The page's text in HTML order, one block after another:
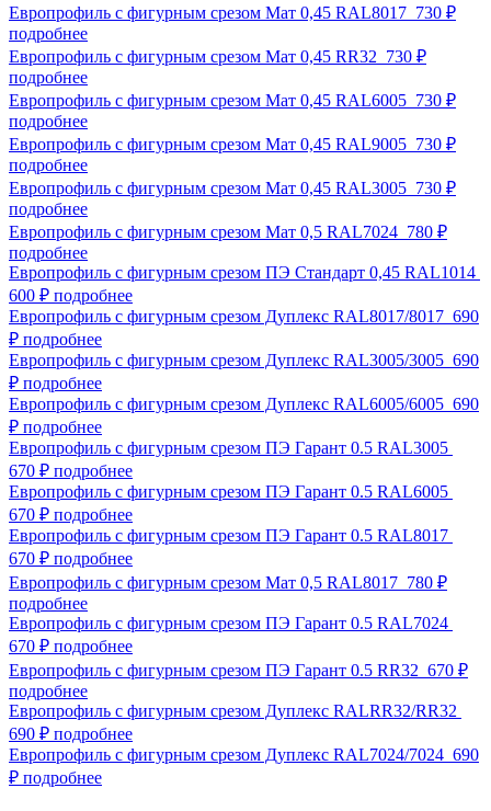
Европрофиль с фигурным срезом Мат 0,45 RAL8017 730 ₽
подробнее
Европрофиль с фигурным срезом Мат 0,45 RR32 730 ₽
подробнее
Европрофиль с фигурным срезом Мат 0,45 RAL6005 730 ₽
подробнее
Европрофиль с фигурным срезом Мат 0,45 RAL9005 730 ₽
подробнее
Европрофиль с фигурным срезом Мат 0,45 RAL3005 730 ₽
подробнее
Европрофиль с фигурным срезом Мат 0,5 RAL7024 780 ₽
подробнее
Европрофиль с фигурным срезом ПЭ Стандарт 0,45 RAL1014
600 ₽ подробнее
Европрофиль с фигурным срезом Дуплекс RAL8017/8017 690
₽ подробнее
Европрофиль с фигурным срезом Дуплекс RAL3005/3005 690
₽ подробнее
Европрофиль с фигурным срезом Дуплекс RAL6005/6005 690
₽ подробнее
Европрофиль с фигурным срезом ПЭ Гарант 0.5 RAL3005
670 ₽ подробнее
Европрофиль с фигурным срезом ПЭ Гарант 0.5 RAL6005
670 ₽ подробнее
Европрофиль с фигурным срезом ПЭ Гарант 0.5 RAL8017
670 ₽ подробнее
Европрофиль с фигурным срезом Мат 0,5 RAL8017 780 ₽
подробнее
Европрофиль с фигурным срезом ПЭ Гарант 0.5 RAL7024
670 ₽ подробнее
Европрофиль с фигурным срезом ПЭ Гарант 0.5 RR32 670 ₽
подробнее
Европрофиль с фигурным срезом Дуплекс RALRR32/RR32
690 ₽ подробнее
Европрофиль с фигурным срезом Дуплекс RAL7024/7024 690
₽ подробнее